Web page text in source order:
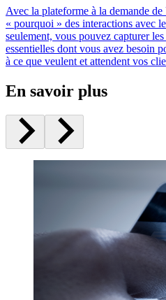
Avec la plateforme à la demande
« pourquoi » des interactions avec
seulement, vous pouvez capturer
essentielles dont vous avez besoin
à ce que veulent et attendent vos
En savoir plus